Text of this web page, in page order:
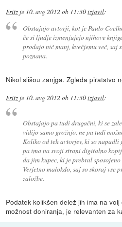
Fritz je 10. avg 2012 ob 11:30izjavil:
Obstajajo avtorji, kot je Paulo
če si ljudje izmenjujejo njihove
prodajo nič manj, kvečjemu več, saj
poznana.
Nikol slišou zanjga. Zgleda piratstvo
Fritz je 10. avg 2012 ob 11:30izjavil:
Obstajajo pa tudi drugačni, ki se
vidijo samo grožnjo, ne pa tudi
Koliko od teh avtorjev, ki so napadli
pa ima na svoji strani digitalno
da jim kupec, ki je prebral
Verjetno malokdo, saj so skoraj vse
založbe.
Podatek kolikšen delež jih ima na
možnost doniranja, je relevanten za